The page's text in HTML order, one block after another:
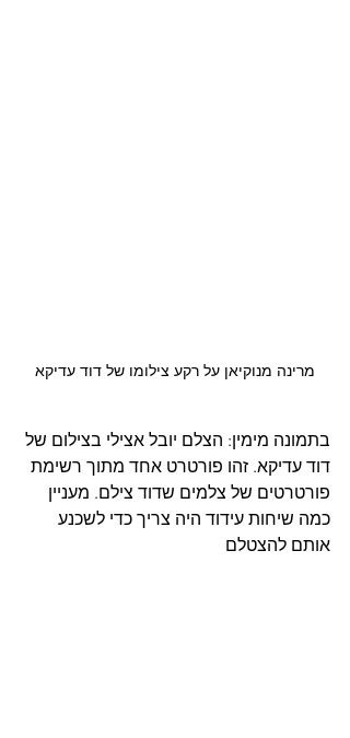
מרינה מנוקיאן על רקע צילומו של דוד עדיקא
בתמונה מימין: הצלם יובל אצילי בצילום של
דוד עדיקא. זהו פורטרט אחד מתוך רשימת
פורטרטים של צלמים שדוד צילם. מעניין
כמה שיחות עידוד היה צריך כדי לשכנע
אותם להצטלם